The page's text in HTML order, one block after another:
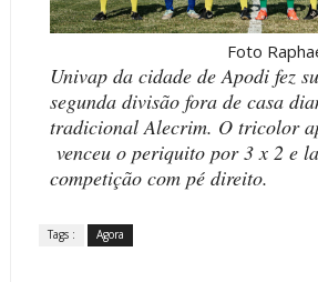
Foto Raphael
Univap da cidade de Apodi fez
segunda divisão fora de casa
tradicional Alecrim. O tricolor
venceu o periquito por 3 x 2 e
competição com pé direito.
Tags : Agora